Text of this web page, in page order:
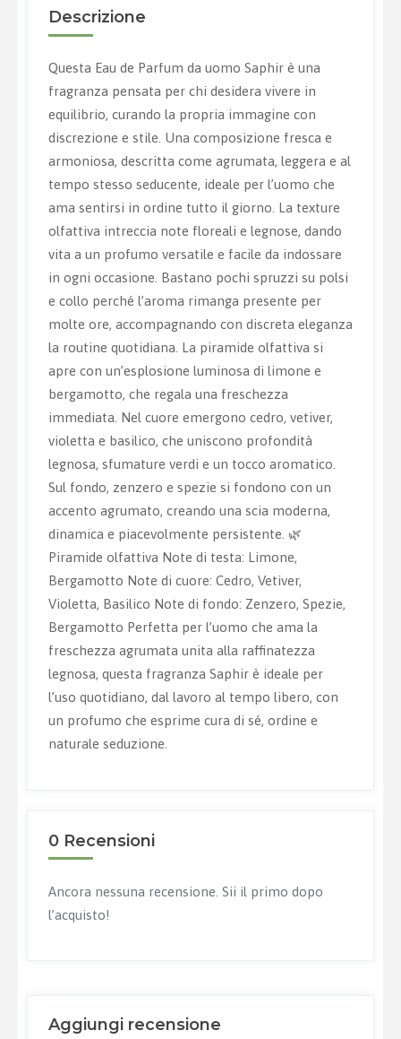
Descrizione
Questa Eau de Parfum da uomo Saphir è una
fragranza pensata per chi desidera vivere in
equilibrio, curando la propria immagine con
discrezione e stile. Una composizione fresca e
armoniosa, descritta come agrumata, leggera e al
tempo stesso seducente, ideale per l’uomo che
ama sentirsi in ordine tutto il giorno. La texture
olfattiva intreccia note floreali e legnose, dando
vita a un profumo versatile e facile da indossare
in ogni occasione. Bastano pochi spruzzi su polsi
e collo perché l’aroma rimanga presente per
molte ore, accompagnando con discreta eleganza
la routine quotidiana. La piramide olfattiva si
apre con un’esplosione luminosa di limone e
bergamotto, che regala una freschezza
immediata. Nel cuore emergono cedro, vetiver,
violetta e basilico, che uniscono profondità
legnosa, sfumature verdi e un tocco aromatico.
Sul fondo, zenzero e spezie si fondono con un
accento agrumato, creando una scia moderna,
dinamica e piacevolmente persistente. 🌿
Piramide olfattiva Note di testa: Limone,
Bergamotto Note di cuore: Cedro, Vetiver,
Violetta, Basilico Note di fondo: Zenzero, Spezie,
Bergamotto Perfetta per l’uomo che ama la
freschezza agrumata unita alla raffinatezza
legnosa, questa fragranza Saphir è ideale per
l’uso quotidiano, dal lavoro al tempo libero, con
un profumo che esprime cura di sé, ordine e
naturale seduzione.
0 Recensioni
Ancora nessuna recensione. Sii il primo dopo
l’acquisto!
Aggiungi recensione